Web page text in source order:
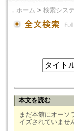
． ホーム > 検索シス
本文を読む
まだ本館にオーソ
イズされていませ